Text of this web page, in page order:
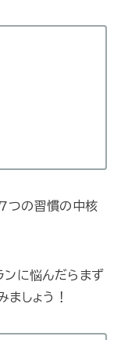
7つの習慣の中核
ンに悩んだらまず
しょう！